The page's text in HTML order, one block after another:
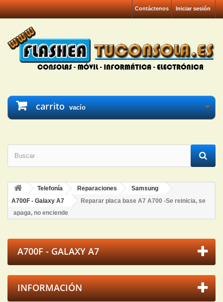
Iniciar sesión
Contáctenos
carrito vacío
Telefonía Reparaciones
Samsung
A700F - Galaxy A7
Reparar placa base A7 A700 -Se reinicia, se
apaga, no enciende
A700F - GALAXY A7
INFORMACIÓN